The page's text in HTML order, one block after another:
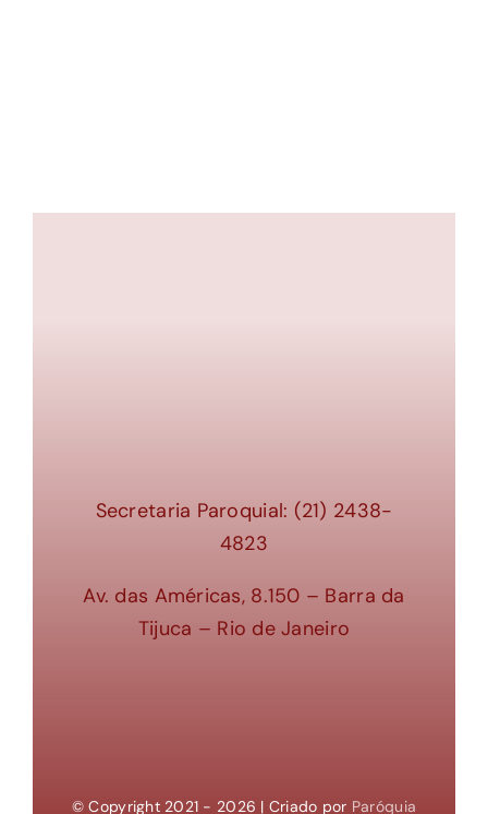
Secretaria Paroquial: (21) 2438-
4823
Av. das Américas, 8.150 – Barra da
Tijuca – Rio de Janeiro
© Copyright 2021 - 2026 | Criado por Paróquia